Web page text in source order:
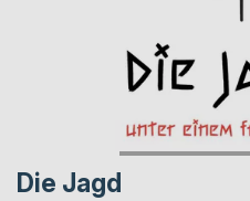
Die Jagd